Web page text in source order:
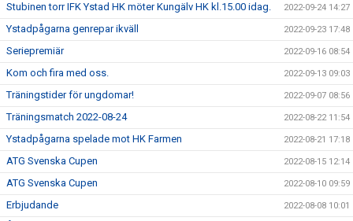
Stubinen torr IFK Ystad HK möter Kungälv HK kl.15.00 idag. 2022-09-24 14:27
Ystadpågarna genrepar ikväll 2022-09-23 17:48
Seriepremiär 2022-09-16 08:54
Kom och fira med oss. 2022-09-13 09:03
Träningstider för ungdomar! 2022-09-07 08:56
Träningsmatch 2022-08-24 2022-08-22 11:54
Ystadpågarna spelade mot HK Farmen 2022-08-21 17:18
ATG Svenska Cupen 2022-08-15 12:14
ATG Svenska Cupen 2022-08-10 09:59
Erbjudande 2022-08-08 10:01